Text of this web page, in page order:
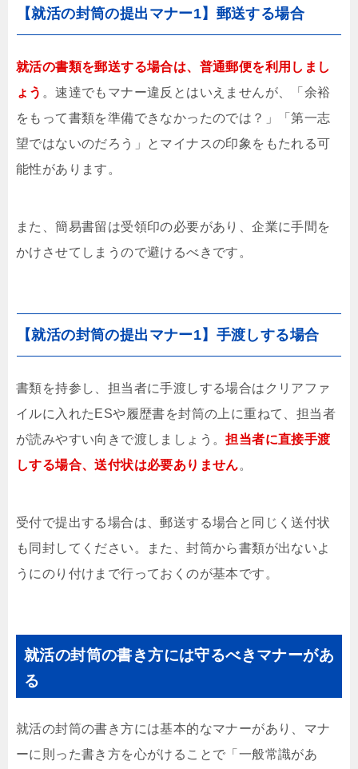
【就活の封筒の提出マナー1】郵送する場合
就活の書類を郵送する場合は、普通郵便を利用しまし
ょう 。速達でもマナー違反とはいえませんが、「余裕
をもって書類を準備できなかったのでは？」「第一志
望ではないのだろう」とマイナスの印象をもたれる可
能性があります。
また、簡易書留は受領印の必要があり、企業に手間を
かけさせてしまうので避けるべきです。
【就活の封筒の提出マナー1】手渡しする場合
書類を持参し、担当者に手渡しする場合はクリアファ
イルに入れたESや履歴書を封筒の上に重ねて、担当者
が読みやすい向きで渡しましょう。担当者に直接手渡
しする場合、送付状は必要ありません。
受付で提出する場合は、郵送する場合と同じく送付状
も同封してください。また、封筒から書類が出ないよ
うにのり付けまで行っておくのが基本です。
就活の封筒の書き方には守るべきマナーがあ
る
就活の封筒の書き方には基本的なマナーがあり、マナ
ーに則った書き方を心がけることで「一般常識があ